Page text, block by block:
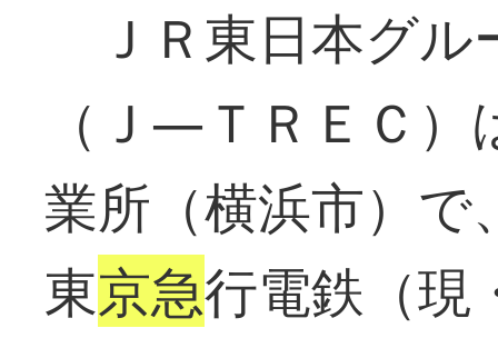
ＪＲ東日本グル
（Ｊ―ＴＲＥＣ
業所（横浜市）
東京急行電鉄（現